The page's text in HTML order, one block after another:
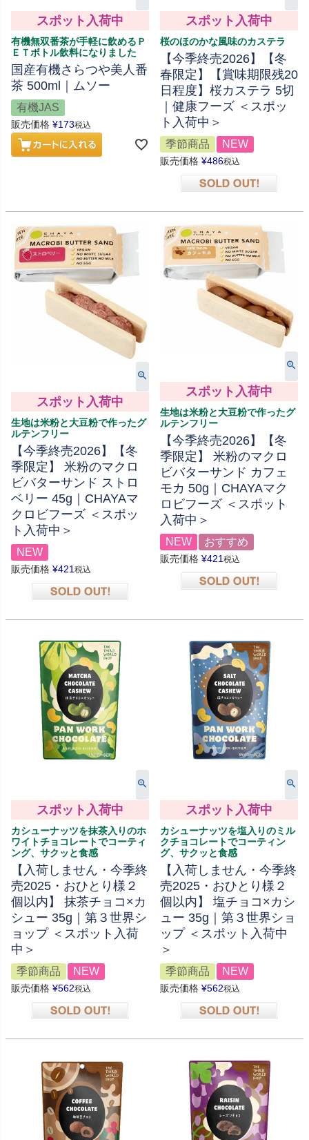
スポット入荷中
有機無双番茶が手軽に飲めるＰ
ＥＴボトル飲料になりました
国産有機さらつや美人番
茶 500ml｜ムソー
有機JAS
販売価格 ¥173税込
スポット入荷中
桜のほのかな風味のカステラ
【今季終売2026】【冬
春限定】【賞味期限残20
日程度】桜カステラ 5切
｜健康フーズ ＜スポッ
ト入荷中＞
季節商品 NEW
販売価格 ¥486税込
スポット入荷中
生地は米粉と大豆粉で作ったグ
ルテンフリー
【今季終売2026】【冬
季限定】 米粉のマクロ
ビバターサンド ストロ
ベリー 45g｜CHAYAマ
クロビフーズ ＜スポッ
ト入荷中＞
NEW
販売価格 ¥421 税込
スポット入荷中
生地は米粉と大豆粉で作ったグ
ルテンフリー
【今季終売2026】【冬
季限定】 米粉のマクロ
ビバターサンド カフェ
モカ 50g｜CHAYAマク
ロビフーズ ＜スポット
入荷中＞
NEW おすすめ
販売価格 ¥421税込
スポット入荷中
カシューナッツを抹茶入りのホ
ワイトチョコレートでコーティ
ング、サクッと食感
【入荷しません・今季終
売2025・おひとり様２
個以内】 抹茶チョコ×カ
シュー 35g｜第３世界シ
ョップ ＜スポット入荷
中＞
季節商品 NEW
販売価格 ¥562税込
スポット入荷中
カシューナッツを塩入りのミル
クチョコレートでコーティン
グ、サクッと食感
【入荷しません・今季終
売2025・おひとり様２
個以内】 塩チョコ×カシ
ュー 35g｜第３世界ショ
ップ ＜スポット入荷中
＞
季節商品 NEW
販売価格 ¥562税込